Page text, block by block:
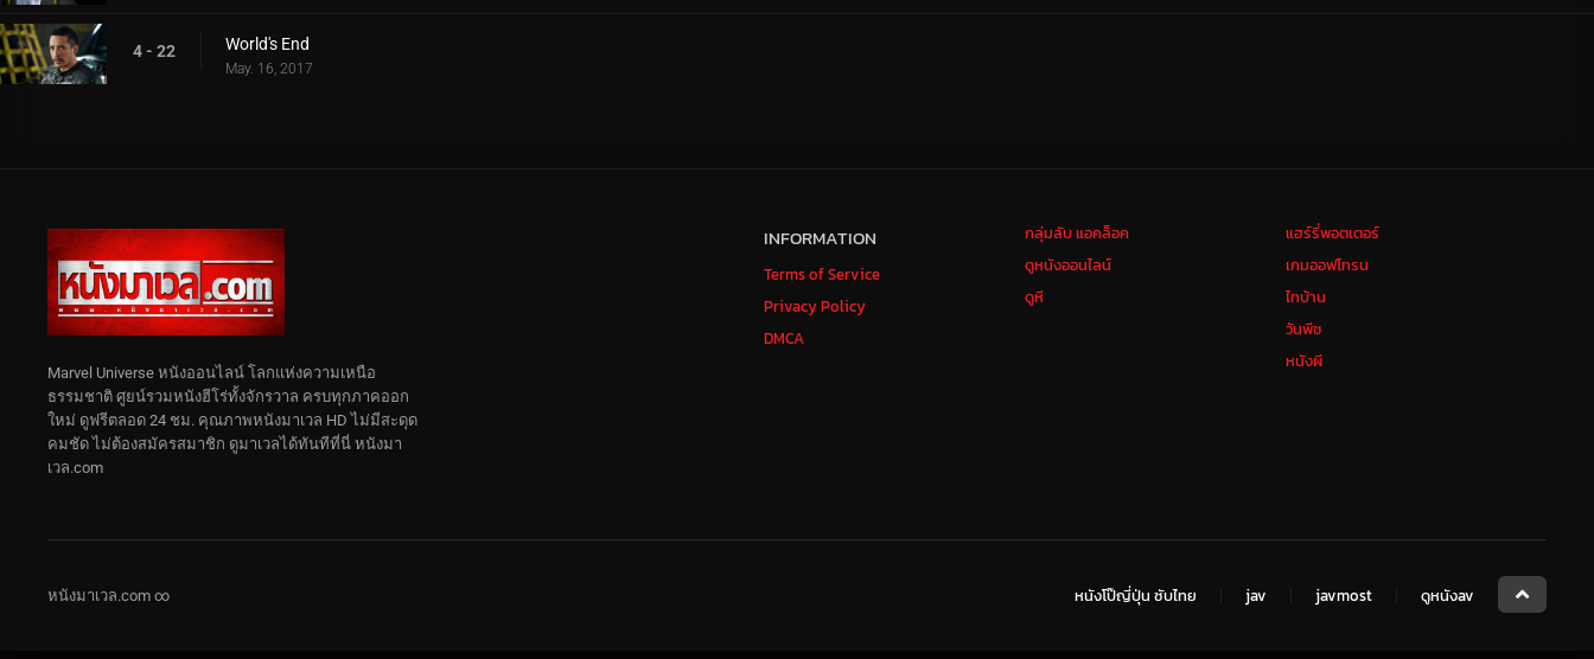
4 - 22 World's End
May. 16, 2017
INFORMATION
Terms of Service
Privacy Policy
DMCA
กลุ่มลับ แอคล็อค
ดูหนังออนไลน์
ดูหี
แฮร์รี่พอตเตอร์
เกมออฟโทรน
ไทบ้าน
วันพีช
หนังผี
Marvel Universe หนังออนไลน์ โลกแห่งความเหนือ
ธรรมชาติ ศูยน์รวมหนังฮีโร่ทั้งจักรวาล ครบทุกภาคออก
ใหม่ ดูฟรีตลอด 24 ชม. คุณภาพหนังมาเวล HD ไม่มีสะดุด
คมชัด ไม่ต้องสมัครสมาชิก ดูมาเวลได้ทันทีที่นี่ หนังมา
เวล.com
หนังมาเวล.com ∞ หนังโป๊ญี่ปุ่น ซับไทย jav javmost ดูหนังav